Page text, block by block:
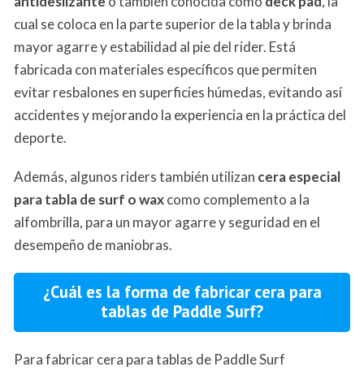
cual se coloca en la parte superior de la tabla y brinda
mayor agarre y estabilidad al pie del rider. Está
fabricada con materiales específicos que permiten
evitar resbalones en superficies húmedas, evitando así
accidentes y mejorando la experiencia en la práctica del
deporte.
Además, algunos riders también utilizan cera especial
para tabla de surf owaxcomo complemento a la
alfombrilla, para un mayor agarre y seguridad en el
desempeño de maniobras.
¿Cuál es la forma de fabricar cera para
tablas de Paddle Surf?
Para fabricar cera para tablas de Paddle Surf